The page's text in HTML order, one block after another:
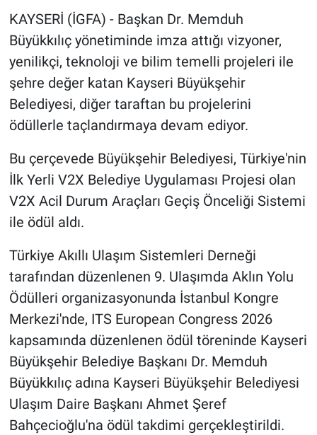
KAYSERİ (İGFA) - Başkan Dr. Memduh
Büyükkılıç yönetiminde imza attığı vizyoner,
yenilikçi, teknoloji ve bilim temelli projeleri ile
şehre değer katan Kayseri Büyükşehir
Belediyesi, diğer taraftan bu projelerini
ödüllerle taçlandırmaya devam ediyor.
Bu çerçevede Büyükşehir Belediyesi, Türkiye'nin
İlk Yerli V2X Belediye Uygulaması Projesi olan
V2X Acil Durum Araçları Geçiş Önceliği Sistemi
ile ödül aldı.
Türkiye Akıllı Ulaşım Sistemleri Derneği
tarafından düzenlenen 9. Ulaşımda Aklın Yolu
Ödülleri organizasyonunda İstanbul Kongre
Merkezi'nde, ITS European Congress 2026
kapsamında düzenlenen ödül töreninde Kayseri
Büyükşehir Belediye Başkanı Dr. Memduh
Büyükkılıç adına Kayseri Büyükşehir Belediyesi
Ulaşım Daire Başkanı Ahmet Şeref
Bahçecioğlu'na ödül takdimi gerçekleştirildi.